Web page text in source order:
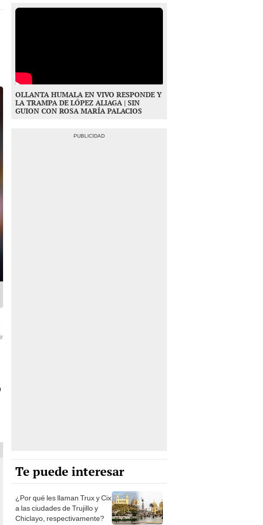
OLLANTA HUMALA EN VIVO RESPONDE Y
LA TRAMPA DE LÓPEZ ALIAGA | SIN
GUION CON ROSA MARÍA PALACIOS
Te puede interesar
¿Por qué les llaman Trux y Cix
a las ciudades de Trujillo y
Chiclayo, respectivamente?